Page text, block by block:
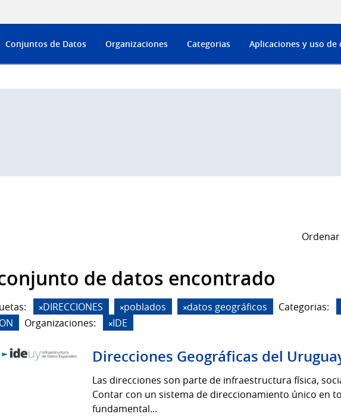
Conjuntos de Datos Organizaciones Categorias Aplicaciones y uso de
de datos encontrado
DIRECCIONES poblados datos geográficos Categorias:
Organizaciones: IDE
Direcciones Geográficas del
Las direcciones son parte de infraestructura física,
Contar con un sistema de direccionamiento único en
fundamental...